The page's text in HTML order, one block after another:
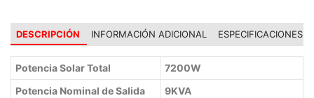
DESCRIPCIÓN INFORMACIÓN ADICIONAL ESPECIFICACIONES
Potencia Solar Total 7200W
Potencia Nominal de Salida
9KVA